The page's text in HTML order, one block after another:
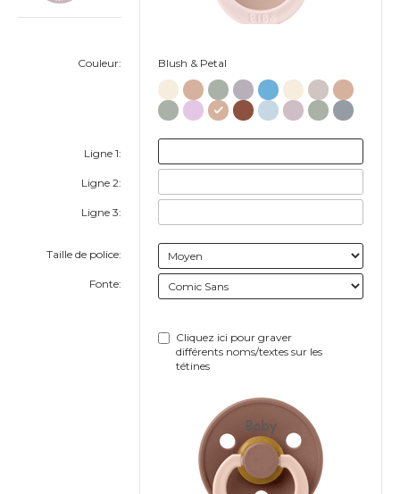
Couleur:
Ligne 1:
Ligne 2:
Ligne 3:
Taille de police:
Fonte:
Blush & Petal
Cliquez ici pour graver
différents noms/textes sur les
tétines
Baby